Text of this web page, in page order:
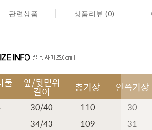
관련상품 상품리뷰 (0)
둘 앞/뒷밑위
길이 총기장 안쪽기장
30/40 110 30
34/43 109 31